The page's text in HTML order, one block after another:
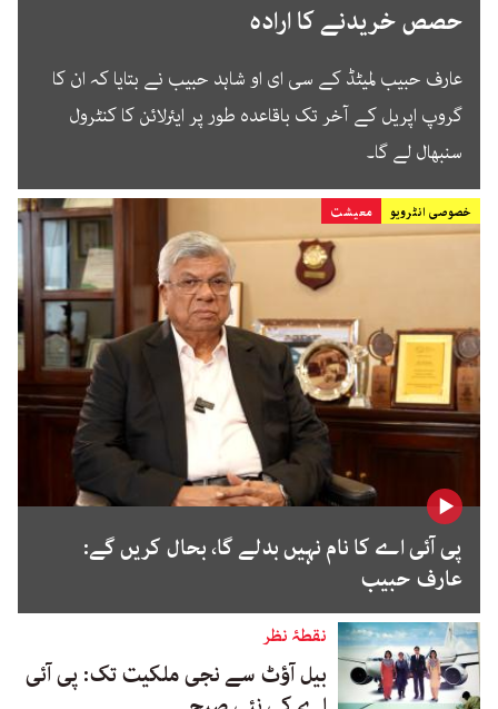
حصص خریدنے کا ارادہ
عارف حبیب لمیٹڈ کے سی ای او شاہد حبیب نے بتایا کہ ان کا
گروپ اپریل کے آخر تک باقاعدہ طور پر ایئرلائن کا کنٹرول
سنبھال لے گا۔
خصوصی انٹرویو معیشت
پی آئی اے کا نام نہیں بدلے گا، بحال کریں گے:
عارف حبیب
نقطۂ نظر
بیل آؤٹ سے نجی ملکیت تک: پی آئی